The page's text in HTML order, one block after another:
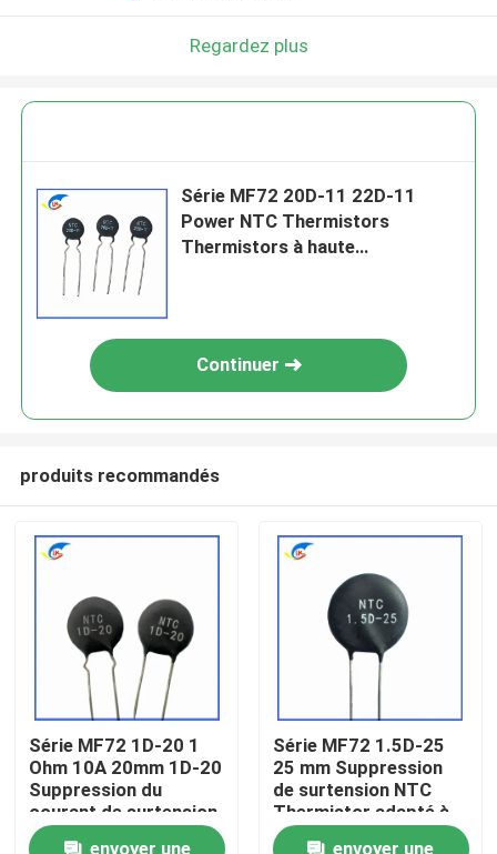
À la maison
Produits
vidéo
Regardez plus
Série MF72 20D-11 22D-11
Power NTC Thermistors
Thermistors à haute
Continuer
produits recommandés
Série MF72 1D-20 1
Ohm 10A 20mm 1D-20
Suppression du
courant de surtension
NTC Thermistor
envoyer une
Série MF72 1.5D-25
25 mm Suppression
de surtension NTC
Thermistor adapté à
la commutation de
envoyer une